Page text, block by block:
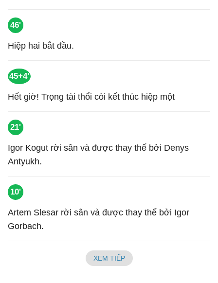
46'
Hiệp hai bắt đầu.
45+4'
Hết giờ! Trọng tài thổi còi kết thúc hiệp một
21'
Igor Kogut rời sân và được thay thế bởi Denys
Antyukh.
10'
Artem Slesar rời sân và được thay thế bởi Igor
Gorbach.
XEM TIẾP